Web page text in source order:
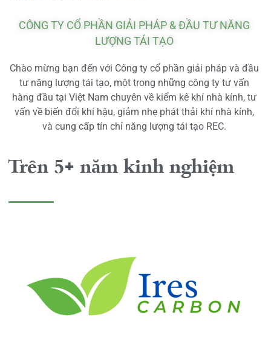
CÔNG TY CỔ PHẦN GIẢI PHÁP & ĐẦU TƯ NĂNG
LƯỢNG TÁI TẠO
Chào mừng bạn đến với Công ty cổ phần giải pháp và đầu
tư năng lượng tái tạo, một trong những công ty tư vấn
hàng đầu tại Việt Nam chuyên về kiểm kê khí nhà kính, tư
vấn về biến đổi khí hậu, giảm nhẹ phát thải khí nhà kính,
và cung cấp tín chỉ năng lượng tái tạo REC.
Trên 5+ năm kinh nghiệm